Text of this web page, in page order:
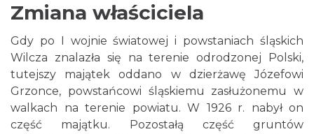
Zmiana właściciela
Gdy po I wojnie światowej i powstaniach śląskich
Wilcza znalazła się na terenie odrodzonej Polski,
tutejszy majątek oddano w dzierżawę Józefowi
Grzonce, powstańcowi śląskiemu zasłużonemu w
walkach na terenie powiatu. W 1926 r. nabył on
część majątku. Pozostałą część gruntów